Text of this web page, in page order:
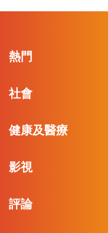
熱門
社會
健康及醫療
影視
評論